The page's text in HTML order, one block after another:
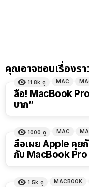
คุณอาจชอบเรื่องรา
11.8k ดู MAC
ลือ! MacBook
บาก”
1000 ดู MAC
สื่อเผย Apple คุย
กับ MacBook Pro
1.5k ดู MACBOOK